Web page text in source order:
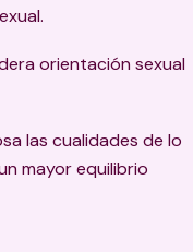
orientación sexual
las cualidades de lo
mayor equilibrio